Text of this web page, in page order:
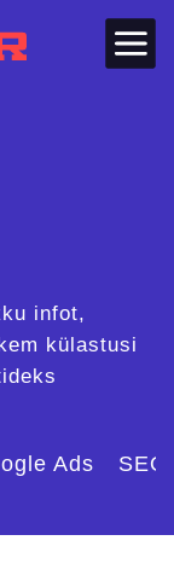
infot,
külastusi
Ads SEO